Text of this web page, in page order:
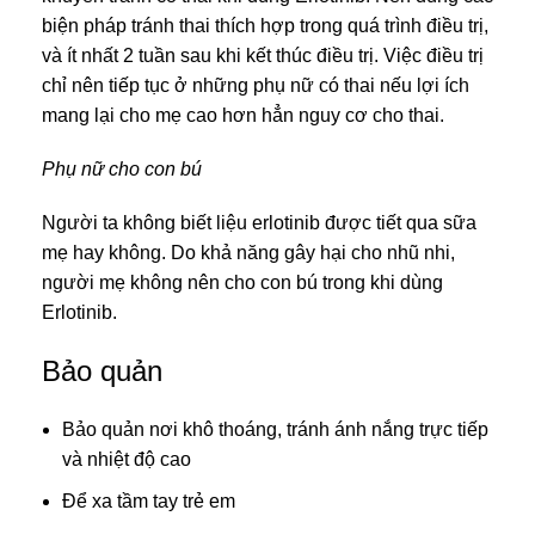
biện pháp tránh thai thích hợp trong quá trình điều trị,
và ít nhất 2 tuần sau khi kết thúc điều trị. Việc điều trị
chỉ nên tiếp tục ở những phụ nữ có thai nếu lợi ích
mang lại cho mẹ cao hơn hẳn nguy cơ cho thai.
Phụ nữ cho con bú
Người ta không biết liệu erlotinib được tiết qua sữa
mẹ hay không. Do khả năng gây hại cho nhũ nhi,
người mẹ không nên cho con bú trong khi dùng
Erlotinib.
Bảo quản
Bảo quản nơi khô thoáng, tránh ánh nắng trực tiếp
và nhiệt độ cao
Để xa tầm tay trẻ em